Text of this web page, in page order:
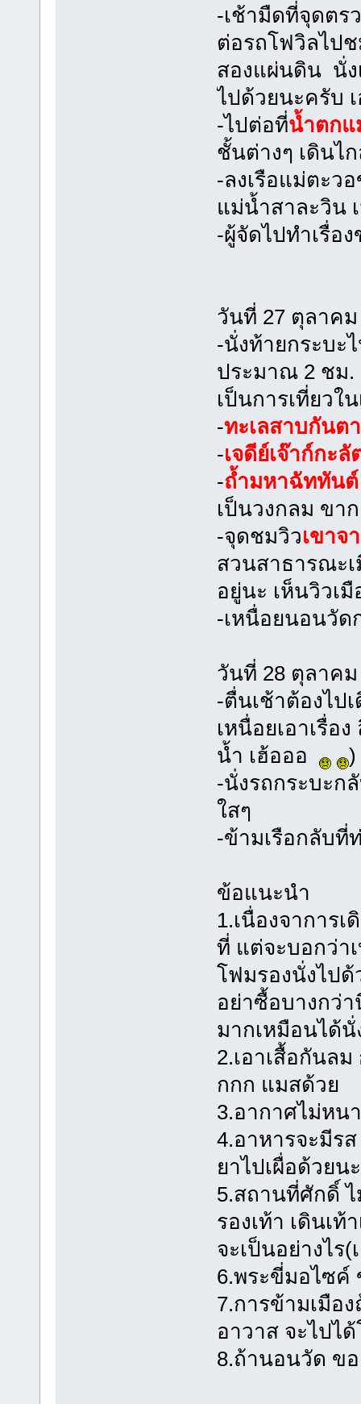
-เช้ามืดที่จุดตร
ต่อรถโฟวิลไป
สองแผ่นดิน นั่ง
ไปด้วยนะครับ
-ไปต่อที่น้ำตกแ
ชั้นต่างๆ เดินไ
-ลงเรือแม่ตะว
แม่น้ำสาละวิน
-ผู้จัดไปทำเรื่อ
วันที่ 27 ตุลาคม
-นั่งท้ายกระบะ
ประมาณ 2 ชม.
เป็นการเที่ยวใ
-ทะเลสาบกันต
-เจดีย์เจ๊าก์กะลั
-ถ้ำมหาฉัททันต์
เป็นวงกลม ขา
-จุดชมวิวเขาจ
สวนสาธารณะ
อยู่นะ เห็นวิวเ
-เหนื่อยนอนวัด
วันที่ 28 ตุลาคม
-ตื่นเช้าต้องไป
เหนื่อยเอาเรื่
น้ำ เฮ้อออ
)
-นั่งรถกระบะก
ใสๆ
-ข้ามเรือกลับที่
ข้อแนะนำ
1.เนื่องจาการ
ที่ แต่จะบอกว่า
โฟมรองนั่งไปด้
อย่าซื้อบางกว่า
มากเหมือนได้
2.เอาเสื้อกันล
กกก แมสด้วย
3.อากาศไม่หน
4.อาหารจะมีร
ยาไปเผื่อด้วยน
5.สถานที่ศักดิ์
รองเท้า เดินเ
จะเป็นอย่างไร
6.พระขี่มอไซค์
7.การข้ามเมือ
อาวาส จะไปไ
8.ถ้านอนวัด ข